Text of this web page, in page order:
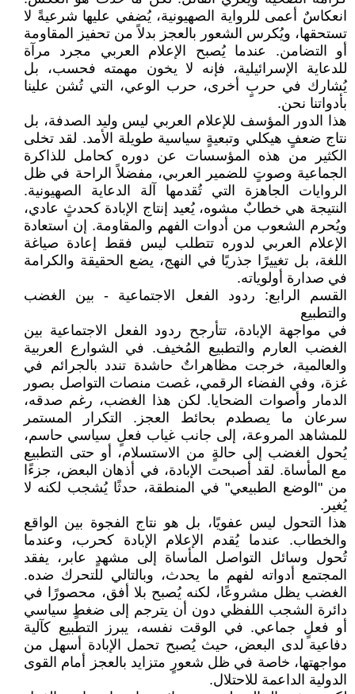
انعكاسٌ أعمى للرواية الصهيونية، يُضفي عليها شرعيةً لا
تستحقها، ويُكرس الشعور بالعجز بدلاً من تحفيز المقاومة
أو التضامن. عندما يُصبح الإعلام العربي مجرد مرآة
للدعاية الإسرائيلية، فإنه لا يخون مهمته فحسب، بل
يُشارك في حربٍ أخرى، حرب الوعي، التي تُشن علينا
بأدواتنا نحن.
هذا الدور المؤسف للإعلام العربي ليس وليد الصدفة، بل
نتاج ضعفٍ هيكلي وتبعيةٍ سياسية طويلة الأمد. لقد تخلى
الكثير من هذه المؤسسات عن دوره كحامل للذاكرة
الجماعية وصوتٍ للضمير العربي، مفضلاً الراحة في ظل
الروايات الجاهزة التي تُقدمها آلة الدعاية الصهيونية.
النتيجة هي خطابٌ مشوه، يُعيد إنتاج الإبادة كحدثٍ عادي،
ويُحرم الشعوب من أدوات الفهم والمقاومة. إن استعادة
الإعلام العربي لدوره تتطلب ليس فقط إعادة صياغة
اللغة، بل تغييرًا جذريًا في النهج، يضع الحقيقة والكرامة
في صدارة أولوياته.
القسم الرابع: ردود الفعل الاجتماعية - بين الغضب
والتطبيع
في مواجهة الإبادة، تتأرجح ردود الفعل الاجتماعية بين
الغضب العارم والتطبيع المُخيف. في الشوارع العربية
والعالمية، خرجت مظاهراتٌ حاشدة تندد بالجرائم في
غزة، وفي الفضاء الرقمي، غصت منصات التواصل بصور
الدمار وأصوات الضحايا. لكن هذا الغضب، رغم صدقه،
سرعان ما يصطدم بحائط العجز. التكرار المستمر
للمشاهد المروعة، إلى جانب غياب فعلٍ سياسي حاسم،
يُحول الغضب إلى حالةٍ من الاستسلام، أو حتى التطبيع
مع المأساة. لقد أصبحت الإبادة، في أذهان البعض، جزءًا
من "الوضع الطبيعي" في المنطقة، حدثًا يُشجب لكنه لا
يُغير.
هذا التحول ليس عفويًا، بل هو نتاج الفجوة بين الواقع
والخطاب. عندما يُقدم الإعلام الإبادة كحرب، وعندما
تُحول وسائل التواصل المأساة إلى مشهدٍ عابر، يفقد
المجتمع أدواته لفهم ما يحدث، وبالتالي للتحرك ضده.
الغضب يظل مشروعًا، لكنه يُصبح بلا أفق، محصورًا في
دائرة الشجب اللفظي دون أن يترجم إلى ضغطٍ سياسي
أو فعلٍ جماعي. في الوقت نفسه، يبرز التطبيع كآلية
دفاعية لدى البعض، حيث يُصبح تحمل الإبادة أسهل من
مواجهتها، خاصة في ظل شعورٍ متزايد بالعجز أمام القوى
الدولية الداعمة للاحتلال.